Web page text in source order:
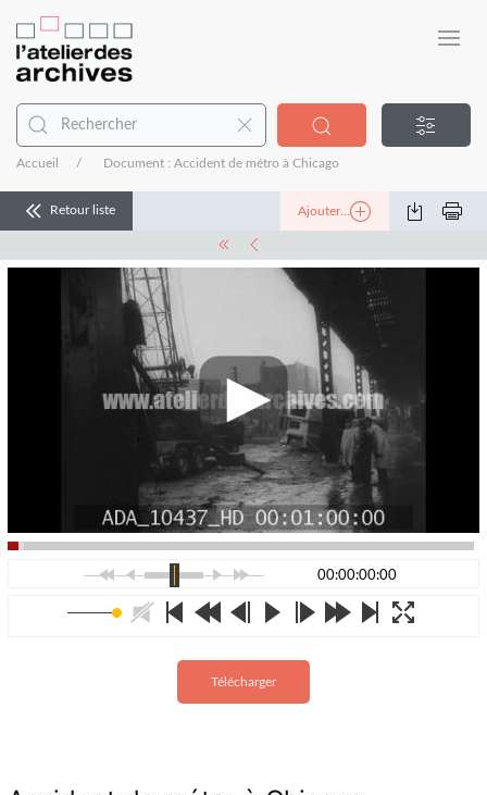
Accueil Document : Accident de métro à Chicago
Retour liste Ajouter...
00:00:00:00
Télécharger